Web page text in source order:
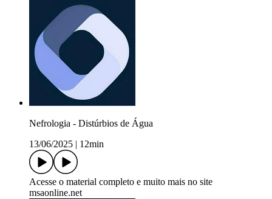
Nefrologia - Distúrbios de Água
13/06/2025
12min
Acesse o material completo e muito mais no site
msaonline.net